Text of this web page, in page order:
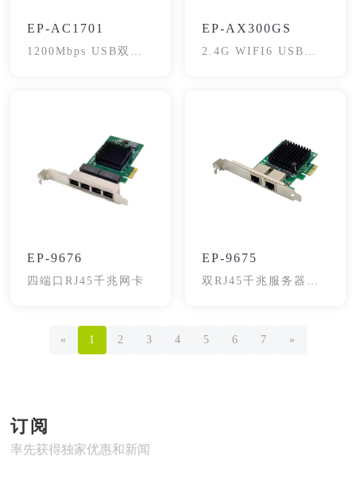
EP-AC1701
1200Mbps USB双频
EP-AX300GS
2.4G WIFI6 USB网
EP-9676
四端口RJ45千兆网卡
EP-9675
双RJ45千兆服务器网
« 1 2 3 4 5 6 7 »
订阅
率先获得独家优惠和新闻